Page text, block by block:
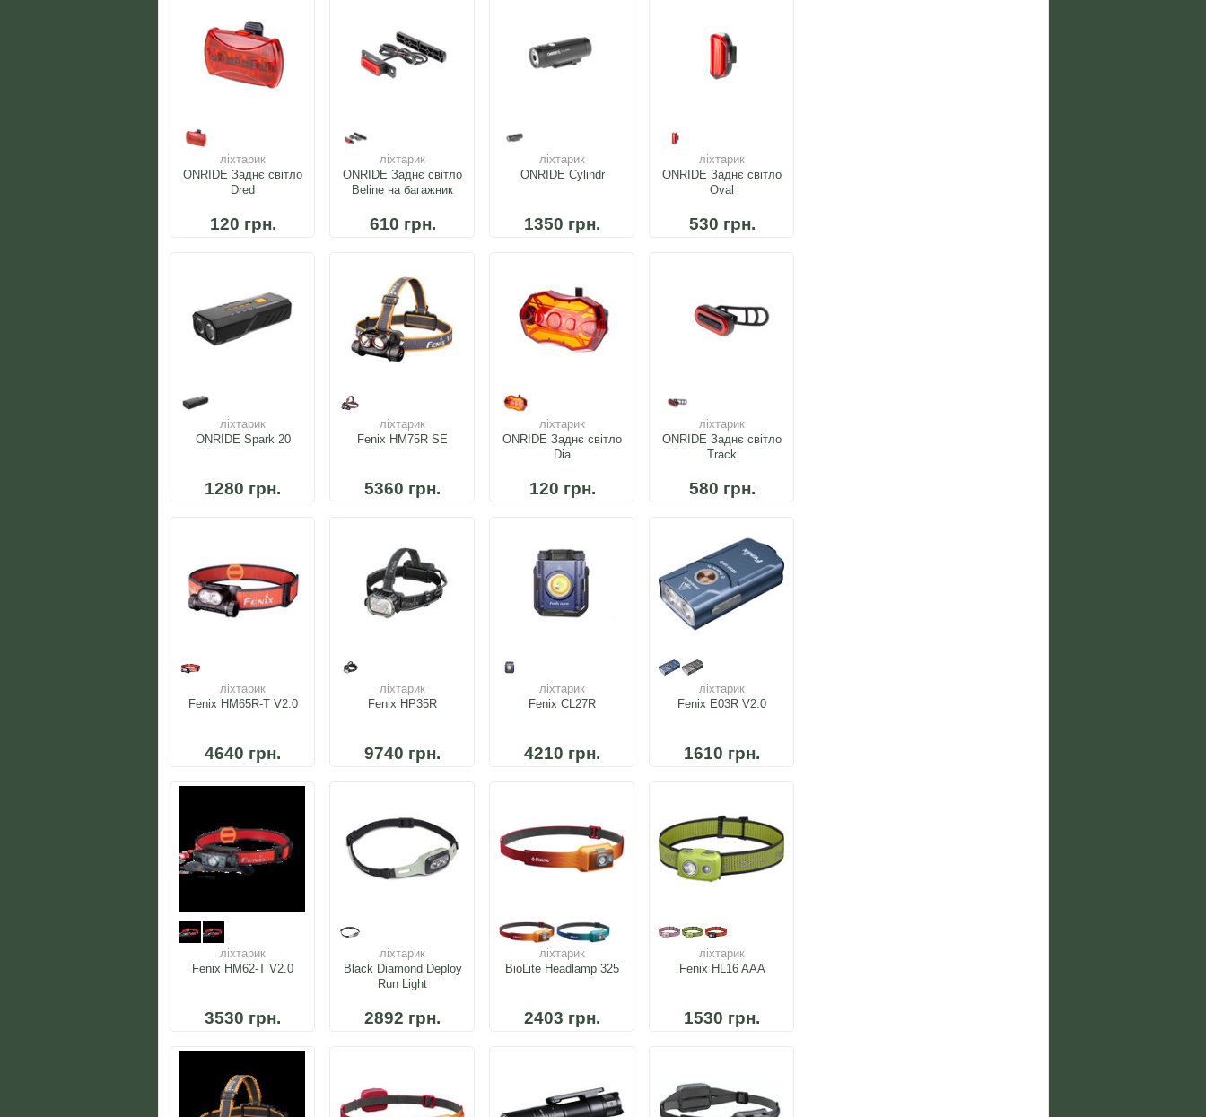
ліхтарик
ONRIDE Заднє світло
Dred
120 грн.
ліхтарик
ONRIDE Заднє світло
Beline на багажник
610 грн.
ліхтарик
ONRIDE Cylindr
1350 грн.
ліхтарик
ONRIDE Заднє світло
Oval
530 грн.
ліхтарик
ONRIDE Spark 20
1280 грн.
ліхтарик
Fenix HM75R SE
5360 грн.
ліхтарик
ONRIDE Заднє світло
Dia
120 грн.
ліхтарик
ONRIDE Заднє світло
Track
580 грн.
ліхтарик
Fenix HM65R-T V2.0
4640 грн.
ліхтарик
Fenix HP35R
9740 грн.
ліхтарик
Fenix CL27R
4210 грн.
ліхтарик
Fenix E03R V2.0
1610 грн.
ліхтарик
Fenix HM62-T V2.0
3530 грн.
ліхтарик
Black Diamond Deploy
Run Light
2892 грн.
ліхтарик
BioLite Headlamp 325
2403 грн.
ліхтарик
Fenix HL16 AAA
1530 грн.